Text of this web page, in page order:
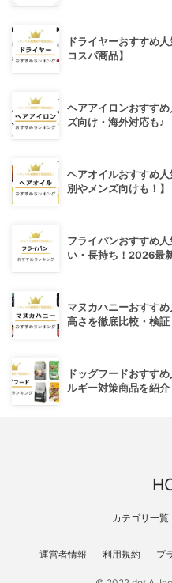
ドライヤーおすすめ
コスパ商品】
ヘアアイロンおすす
ズ向け・海外対応も♪
ヘアオイルおすすめ
別やメンズ向けも！】
フライパンおすすめ
い・長持ち！2026最新
マヌカハニーおすす
高さを徹底比較・検証
ドッグフードおすす
ルギー対策商品を紹介
カテゴリ一覧
運営者情報 利用規約 プ